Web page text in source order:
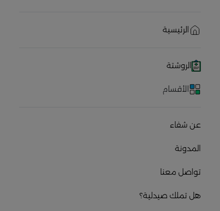
الرئيسية
الروشتة
الأقسام
عن شفاء
المدونة
تواصل معنا
هل تملك صيدلية؟